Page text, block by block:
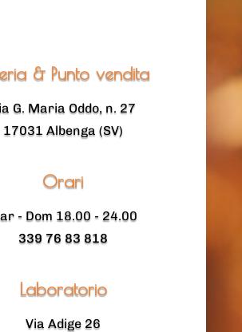
& Punto vendita
G. Maria Oddo, n. 27
17031 Albenga (SV)
Orari
- Dom 18.00 - 24.00
339 76 83 818
Laboratorio
Via Adige 26